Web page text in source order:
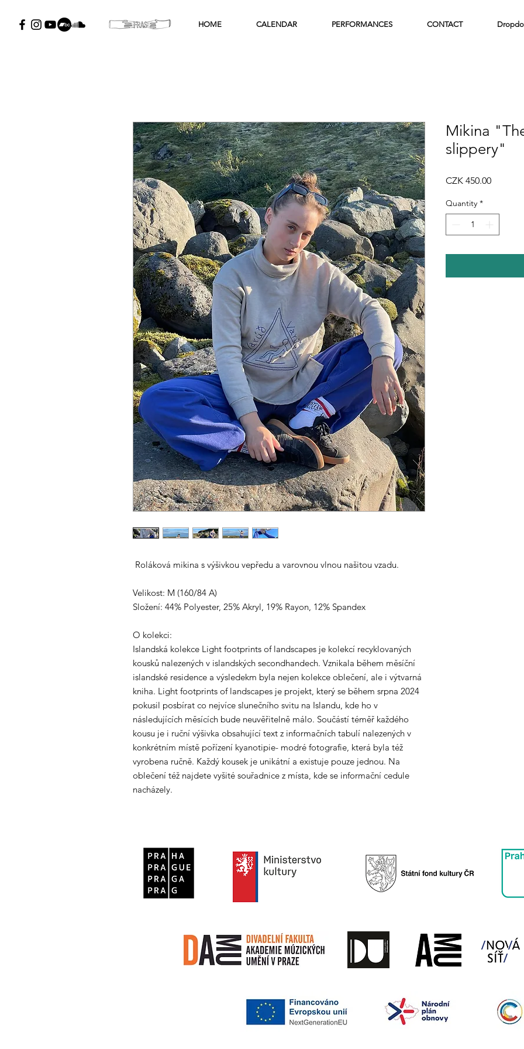
HOME CALENDAR PERFORMANCES CONTACT
Roláková mikina s výšivkou vepředu a varovnou vlnou našitou vzadu.
Velikost: M (160/84 A)
Složení: 44% Polyester, 25% Akryl, 19% Rayon, 12% Spandex
O kolekci:
Islandská kolekce Light footprints of landscapes je kolekcí recyklovaných
kousků nalezených v islandských secondhandech. Vznikala během měsíční
islandské residence a výsledekm byla nejen kolekce oblečení, ale i výtvarná
kniha. Light footprints of landscapes je projekt, který se během srpna 2024
pokusil posbírat co nejvíce slunečního svitu na Islandu, kde ho v
následujících měsících bude neuvěřitelně málo. Součástí téměř každého
kousu je i ruční výšivka obsahující text z informačních tabulí nalezených v
konkrétním místě pořízení kyanotipie- modré fotografie, která byla též
vyrobena ručně. Každý kousek je unikátní a existuje pouze jednou. Na
oblečení též najdete vyšité souřadnice z místa, kde se informační cedule
nacházely.
Mikina
slippery"
CZK 450.00Price
Quantity *